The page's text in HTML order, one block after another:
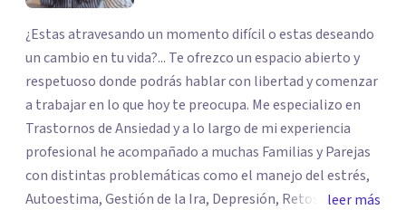
¿Estas atravesando un momento difícil o estas deseando
un cambio en tu vida?... Te ofrezco un espacio abierto y
respetuoso donde podrás hablar con libertad y comenzar
a trabajar en lo que hoy te preocupa. Me especializo en
Trastornos de Ansiedad y a lo largo de mi experiencia
profesional he acompañado a muchas Familias y Parejas
con distintas problemáticas como el manejo del estrés,
Autoestima, Gestión de la Ira, Depresión, Retos en laleer más